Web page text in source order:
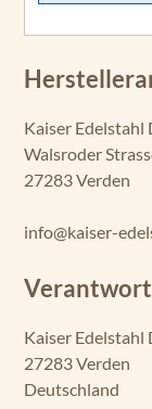
Kaiser Edelstahl
Walsroder
27283 Verden
info@kaiser-
Kaiser Edelstahl
27283 Verden
Deutschland